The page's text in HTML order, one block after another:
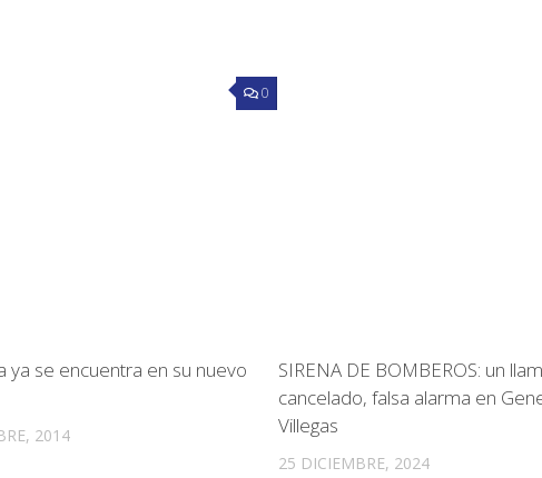
0
ya se encuentra en su nuevo
2014
SIRENA DE BOMBEROS: un
cancelado, falsa alarma en
Villegas
25 DICIEMBRE, 2024